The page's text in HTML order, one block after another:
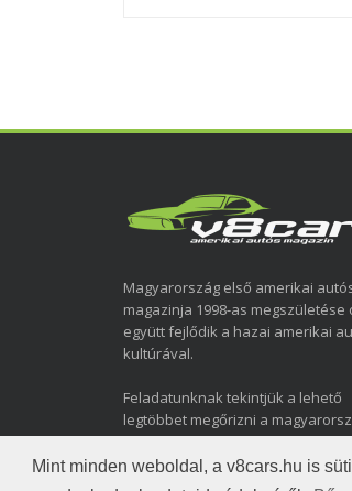
Mint minden weboldal, a v8cars.hu is
Magyarország első amerikai
magazinja 1998-as megszületése
együtt fejlődik a hazai amerikai
kultúrával.
Feladatunknak tekintjük a lehető
legtöbbet megőrizni a
amerikai autózás elmúlt közel
évtizedéről.